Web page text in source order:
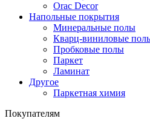
Orac Decor
Напольные покрытия
Минеральные полы
Кварц-виниловые
Пробковые полы
Паркет
Ламинат
Другое
Паркетная химия
Покупателям